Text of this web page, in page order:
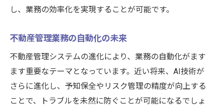
し、業務の効率化を実現することが可能です。
不動産管理業務の自動化の未来
不動産管理システムの進化により、業務の自動化がます
ます重要なテーマとなっています。近い将来、AI技術が
さらに進化し、予知保全やリスク管理の精度が向上する
ことで、トラブルを未然に防ぐことが可能になるでしょ